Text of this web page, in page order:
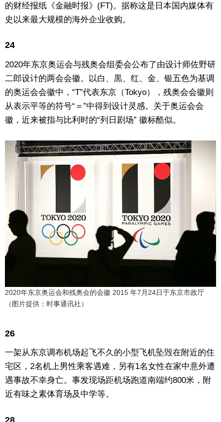
的财经报纸《金融时报》(FT)。据称这是日本国内媒体有
史以来最大规模的海外企业收购。
24
2020年东京奥运会与残奥会组委会公布了由设计师佐野研
二郎设计的两会会徽。以白、黒、红、金、银五色为基调
的奥运会会徽中，“T”代表东京（Tokyo），残奥会会徽则
从表示平等的符号“＝”中得到设计灵感。关于奥运会会
徽，近来被指与比利时的“列日剧场” 徽标酷似。
2020年东京奥运会和残奥会的会徽 2015 年7月24日于东京市政厅
（图片提供：时事通讯社）
26
一架从东京调布机场起飞不久的小型飞机坠毁在附近的住
宅区，2名机上男性乘客遇难，另有1名女性在家中意外遭
遇事故不幸身亡。事发现场距机场跑道南端约800米，附
近有味之素体育场及中学等。
28